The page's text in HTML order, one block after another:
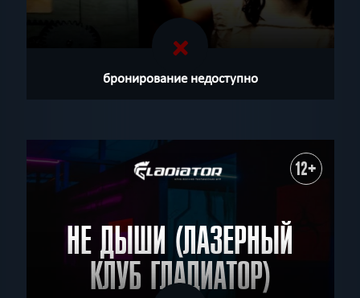
бронирование недоступно
12+
НЕ ДЫШИ (ЛАЗЕРНЫЙ
КЛУБ ГЛАДИАТОР)